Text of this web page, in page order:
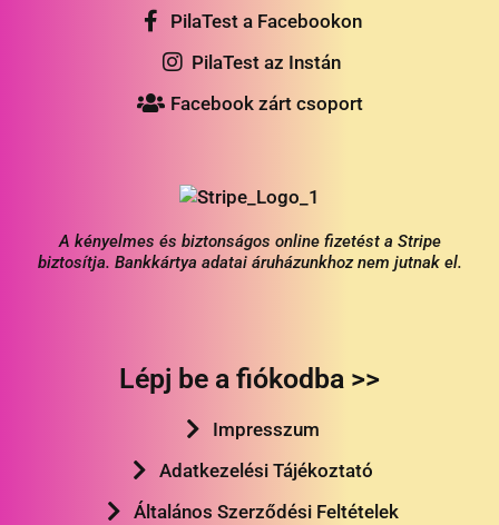
PilaTest a Facebookon
PilaTest az Instán
Facebook zárt csoport
A kényelmes és biztonságos online fizetést a Stripe
biztosítja. Bankkártya adatai áruházunkhoz nem jutnak el.
Lépj be a fiókodba >>
Impresszum
Adatkezelési Tájékoztató
Általános Szerződési Feltételek